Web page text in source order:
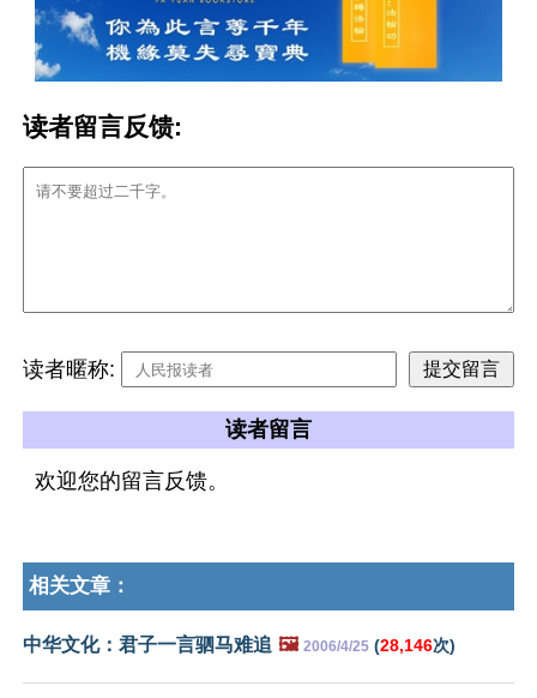
读者留言反馈:
读者暱称:
读者留言
欢迎您的留言反馈。
相关文章：
中华文化：君子一言驷马难追 🖼️ 2006/4/25 (28,146次)